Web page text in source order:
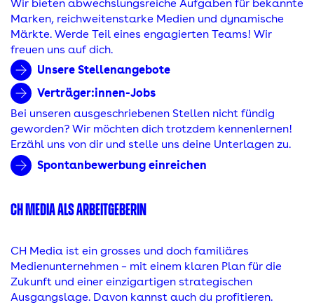
Wir bieten abwechslungsreiche Aufgaben für bekannte
Marken, reichweitenstarke Medien und dynamische
Märkte. Werde Teil eines engagierten Teams! Wir
freuen uns auf dich.
Unsere Stellenangebote
Verträger:innen-Jobs
Bei unseren ausgeschriebenen Stellen nicht fündig
geworden? Wir möchten dich trotzdem kennenlernen!
Erzähl uns von dir und stelle uns deine Unterlagen zu.
Spontanbewerbung einreichen
CH MEDIA ALS ARBEITGEBERIN
CH Media ist ein grosses und doch familiäres
Medienunternehmen – mit einem klaren Plan für die
Zukunft und einer einzigartigen strategischen
Ausgangslage. Davon kannst auch du profitieren.